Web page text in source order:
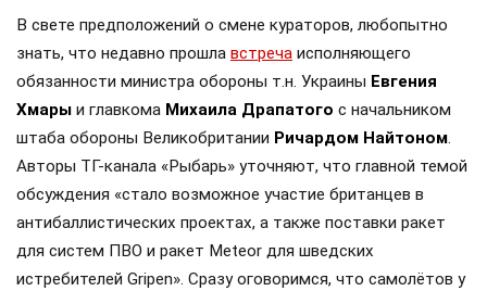
В свете предположений о смене кураторов, любопытно
знать, что недавно прошла встреча исполняющего
обязанности министра обороны т.н. Украины Евгения
Хмары и главкома Михаила Драпатого с начальником
штаба обороны Великобритании Ричардом Найтоном.
Авторы ТГ-канала «Рыбарь» уточняют, что главной темой
обсуждения «стало возможное участие британцев в
антибаллистических проектах, а также поставки ракет
для систем ПВО и ракет Meteor для шведских
истребителей Gripen». Сразу оговоримся, что самолётов у